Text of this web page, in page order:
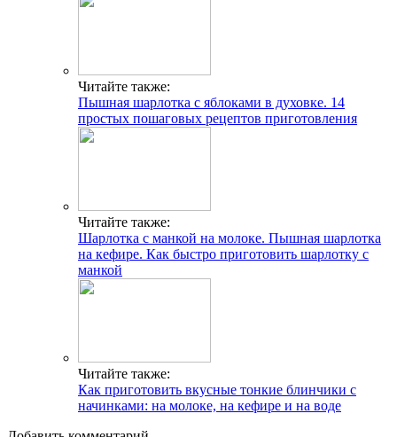
Читайте также:
Пышная шарлотка с яблоками в духовке. 14
простых пошаговых рецептов приготовления
Читайте также:
Шарлотка с манкой на молоке. Пышная шарлотка
на кефире. Как быстро приготовить шарлотку с
манкой
Читайте также:
Как приготовить вкусные тонкие блинчики с
начинками: на молоке, на кефире и на воде